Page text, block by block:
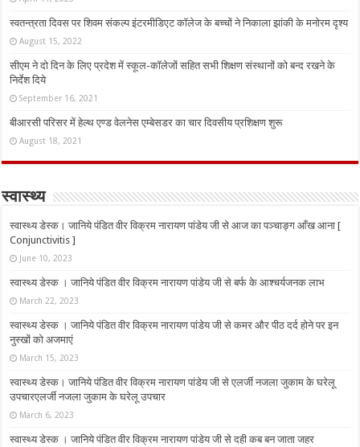
स्वतन्त्रता दिवस पर शिवम संकल्प इंटरमीडिएट कॉलेज के बच्चों ने निकाला झांकी के मनोरम दृश्य
August 15, 2022
सीएम ने दो दिन के लिए प्रदेश में स्कूल-कॉलेजों सहित सभी शिक्षण संस्थानों को बन्द रखने के
निर्देश दिये
September 16, 2021
बीआरसी परिसर में हेल्थ एण्ड वेलनेस एम्बेसडर का चार दिवसीय प्रशिक्षण शुरू
August 18, 2021
स्वास्थ्य
स्वास्थ्य डेस्क। जानिये पंडित वीर विक्रम नारायण पांडेय जी से आज का पञ्चाङ्ग आँख आना [
Conjunctivitis ]
June 10, 2023
स्वास्थ्य डेस्क । जानिये पंडित वीर विक्रम नारायण पांडेय जी से बर्फ के आश्चर्यजनक लाभ
March 22, 2023
स्वास्थ्य डेस्क । जानिये पंडित वीर विक्रम नारायण पांडेय जी से कमर और पीठ दर्द होने पर इन
नुस्‍खों को अजमाएं
March 15, 2023
स्वास्थ्य डेस्क। जानिये पंडित वीर विक्रम नारायण पांडेय जी से एलर्जी नजला जुकाम के घरेलू
उपचारएलर्जी नजला जुकाम के घरेलू उपचार
March 6, 2023
स्वास्थ्य डेस्क । जानिये पंडित वीर विक्रम नारायण पांडेय जी से दही कब बन जाता जहर